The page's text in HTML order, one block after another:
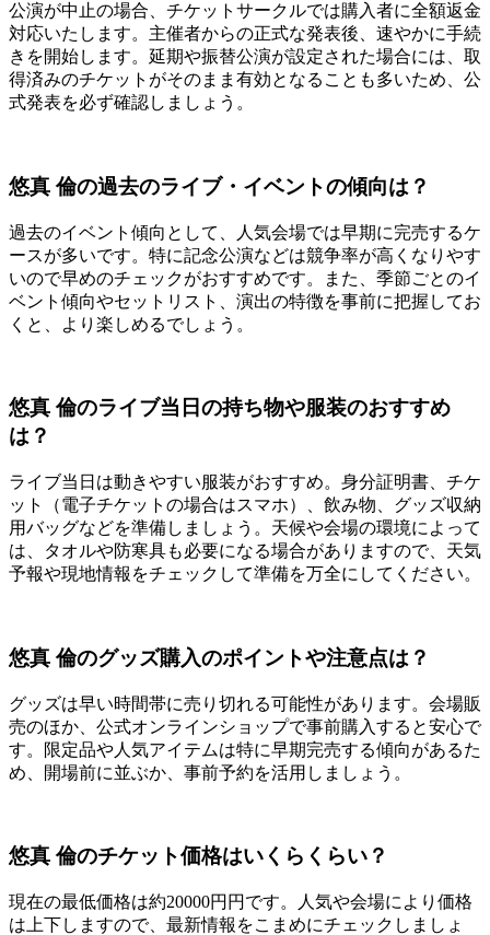
公演が中止の場合、チケットサークルでは購入者に全額返金
対応いたします。主催者からの正式な発表後、速やかに手続
きを開始します。延期や振替公演が設定された場合には、取
得済みのチケットがそのまま有効となることも多いため、公
式発表を必ず確認しましょう。
悠真 倫の過去のライブ・イベントの傾向は？
過去のイベント傾向として、人気会場では早期に完売するケ
ースが多いです。特に記念公演などは競争率が高くなりやす
いので早めのチェックがおすすめです。また、季節ごとのイ
ベント傾向やセットリスト、演出の特徴を事前に把握してお
くと、より楽しめるでしょう。
悠真 倫のライブ当日の持ち物や服装のおすすめ
は？
ライブ当日は動きやすい服装がおすすめ。身分証明書、チケ
ット（電子チケットの場合はスマホ）、飲み物、グッズ収納
用バッグなどを準備しましょう。天候や会場の環境によって
は、タオルや防寒具も必要になる場合がありますので、天気
予報や現地情報をチェックして準備を万全にしてください。
悠真 倫のグッズ購入のポイントや注意点は？
グッズは早い時間帯に売り切れる可能性があります。会場販
売のほか、公式オンラインショップで事前購入すると安心で
す。限定品や人気アイテムは特に早期完売する傾向があるた
め、開場前に並ぶか、事前予約を活用しましょう。
悠真 倫のチケット価格はいくらくらい？
現在の最低価格は約20000円円です。人気や会場により価格
は上下しますので、最新情報をこまめにチェックしましょ